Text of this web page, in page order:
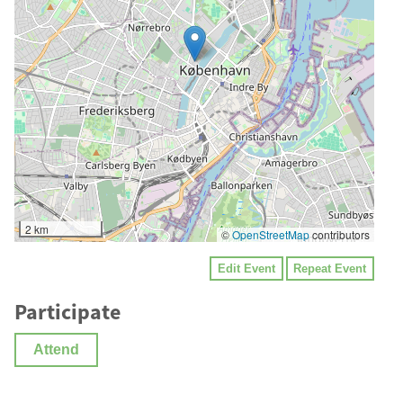
2 km ©OpenStreetMapcontributors
Edit Event Repeat Event
Participate
Attend